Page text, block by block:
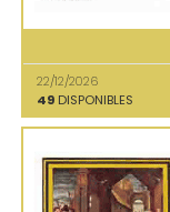
22/12/2026
49 DISPONIBLES